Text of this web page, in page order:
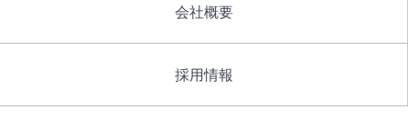
会社概要
採用情報